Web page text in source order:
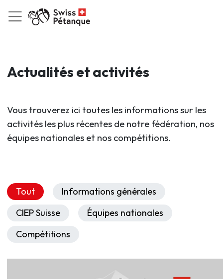
Actualités et activités
Vous trouverez ici toutes les informations sur les
activités les plus récentes de notre fédération, nos
équipes nationales et nos compétitions.
Tout
Informations générales
CIEP Suisse
Équipes nationales
Compétitions